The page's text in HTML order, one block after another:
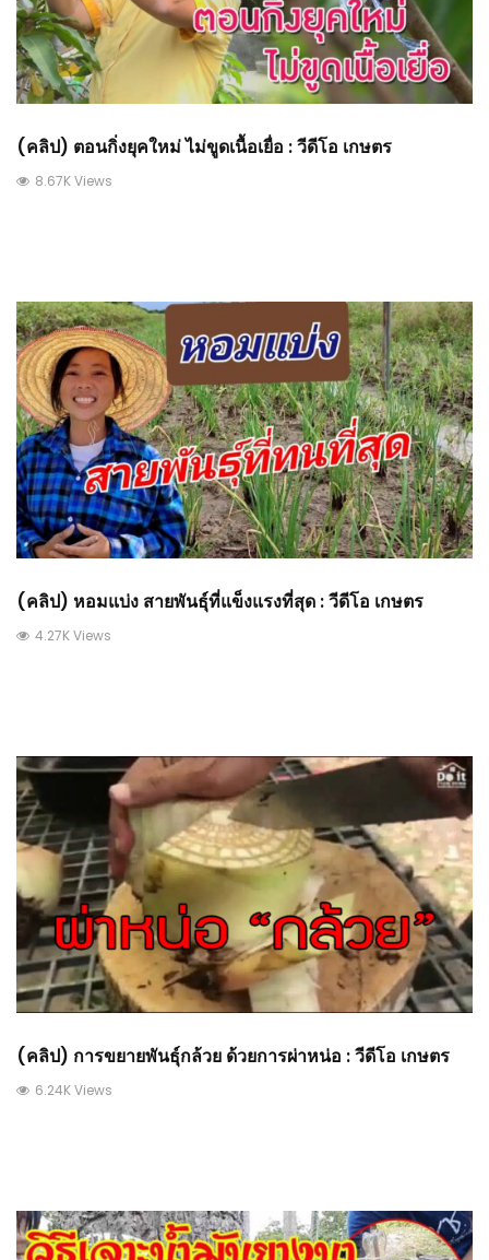
(คลิป) ตอนกิ่งยุคใหม่ ไม่ขูดเนื้อเยื่อ : วีดีโอ เกษตร
8.67K Views
(คลิป) หอมแบ่ง สายพันธุ์ที่แข็งแรงที่สุด : วีดีโอ เกษตร
4.27K Views
(คลิป) การขยายพันธุ์กล้วย ด้วยการผ่าหน่อ : วีดีโอ เกษตร
6.24K Views